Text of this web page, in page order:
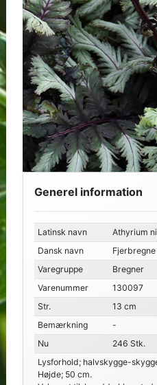
Generel information
Latinsk navn
Athyrium
Dansk navn
Fjerbregne
Varegruppe
Bregner
Varenummer
130097
Str.
13 cm
Bemærkning
-
Nu
246 Stk.
Lysforhold; halvskygge-
Højde; 50 cm.